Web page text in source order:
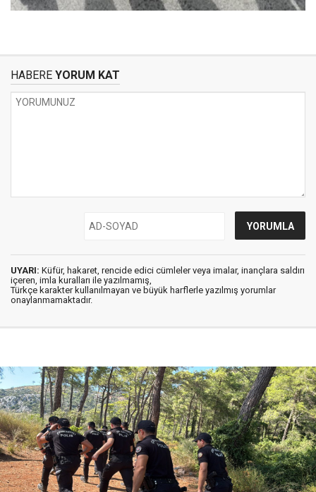
HABERE YORUM KAT
UYARI: Küfür, hakaret, rencide edici cümleler veya imalar, inançlara saldırı
içeren, imla kuralları ile yazılmamış,
Türkçe karakter kullanılmayan ve büyük harflerle yazılmış yorumlar
onaylanmamaktadır.